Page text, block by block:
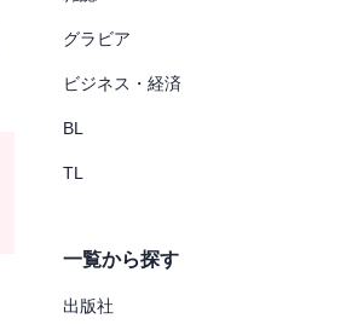
グラビア
ビジネス・経済
BL
TL
一覧から探す
出版社